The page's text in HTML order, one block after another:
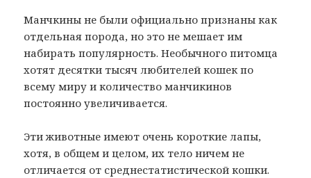
Манчкины не были официально признаны как
отдельная порода, но это не мешает им
набирать популярность. Необычного питомца
хотят десятки тысяч любителей кошек по
всему миру и количество манчикинов
постоянно увеличивается.
Эти животные имеют очень короткие лапы,
хотя, в общем и целом, их тело ничем не
отличается от среднестатистической кошки.